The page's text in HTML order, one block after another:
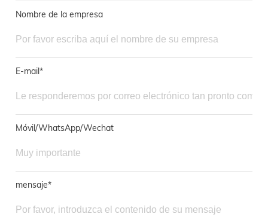
Nombre de la empresa
E-mail*
Móvil/WhatsApp/Wechat
mensaje*